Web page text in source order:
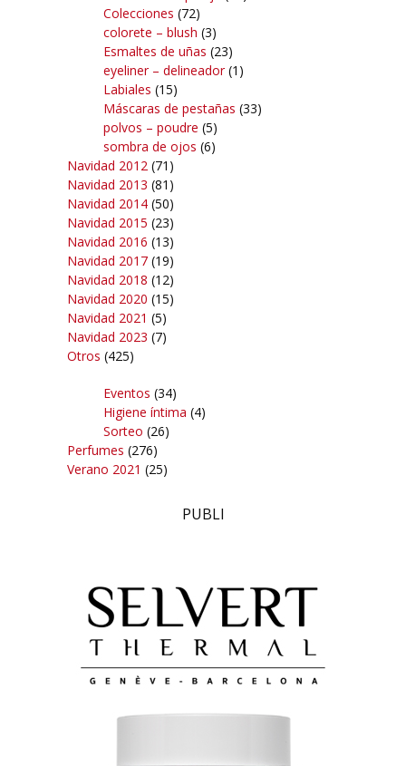
Colecciones (72)
colorete – blush (3)
Esmaltes de uñas (23)
eyeliner – delineador(1)
Labiales (15)
Máscaras de pestañas (33)
polvos – poudre (5)
sombra de ojos (6)
Navidad 2012 (71)
Navidad 2013 (81)
Navidad 2014 (50)
Navidad 2015 (23)
Navidad 2016 (13)
Navidad 2017 (19)
Navidad 2018 (12)
Navidad 2020 (15)
Navidad 2021 (5)
Navidad 2023 (7)
Otros (425)
Eventos (34)
Higiene íntima (4)
Sorteo (26)
Perfumes (276)
Verano 2021 (25)
PUBLI